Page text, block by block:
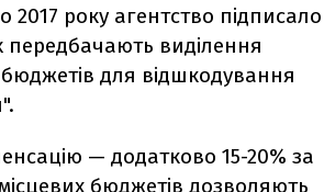
року агентство підписало
передбачають виділення
для відшкодування
— додатково 15-20% за
бюджетів дозволяють